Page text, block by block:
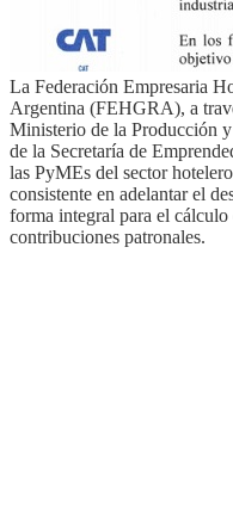
La Federación Empresaria
Argentina (FEHGRA), a
Ministerio de la Producción
de la Secretaría de
las PyMEs del sector
consistente en adelantar el
forma integral para el cálculo
contribuciones patronales.